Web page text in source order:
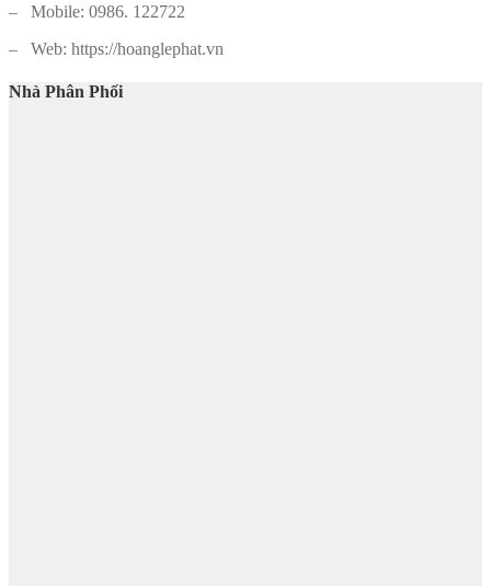
– Mobile: 0986. 122722
– Web: https://hoanglephat.vn
Nhà Phân Phối